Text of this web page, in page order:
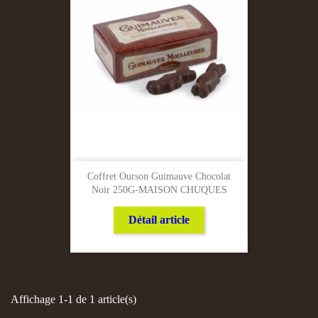
Coffret Ourson Guimauve Chocolat
Noir 250G-MAISON CHUQUES
Détail article
Affichage 1-1 de 1 article(s)